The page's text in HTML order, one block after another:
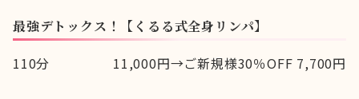
最強デトックス！【くるる式全身リンパ】
110分 11,000円→ご新規様30％OFF 7,700円